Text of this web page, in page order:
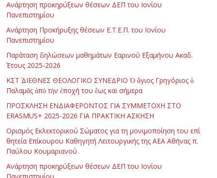
Ανάρτηση προκηρύξεων θέσεων ΔΕΠ του Ιονίου
Πανεπιστημίου
Ανάρτηση Προκήρυξης θέσεων Ε.Τ.Ε.Π. του Ιονίου
Πανεπιστημίου
Παράταση δηλώσεων μαθημάτων Εαρινού Εξαμήνου Ακαδ.
Έτους 2025-2026
ΚΣΤ΄ ΔΙΕΘΝΕΣ ΘΕΟΛΟΓΙΚΟ ΣΥΝΕΔΡΙΟ Ὁ ἅγιος Γρηγόριος ὁ
Παλαμᾶς ἀπὸ τὴν ἐποχή του ἕως καὶ σήμερα
ΠΡΟΣΚΛΗΣΗ ΕΝΔΙΑΦΕΡΟΝΤΟΣ ΓΙΑ ΣΥΜΜΕΤΟΧΗ ΣΤΟ
ERASMUS+ 2025-2026 ΓΙΑ ΠΡΑΚΤΙΚΗ ΑΣΚΗΣΗ
Ορισμός Εκλεκτορικού Σώματος για τη μονιμοποίηση του επί
θητεία Επίκουρου Καθηγητή Λειτουργικής της ΑΕΑ Αθήνας π.
Παύλου Κουμαριανού
Ανάρτηση προκηρύξεων θέσεων ΔΕΠ του Ιονίου